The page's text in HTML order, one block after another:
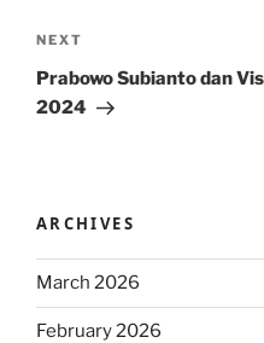
Next
Post
NEXT
Prabowo Subianto dan
2024
ARCHIVES
March 2026
February 2026